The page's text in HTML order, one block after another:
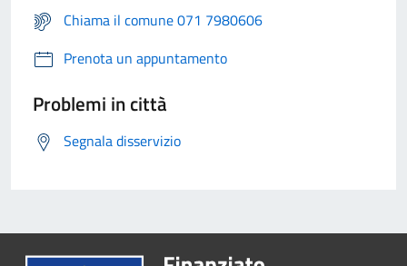
Chiama il comune 071 7980606
Prenota un appuntamento
Problemi in città
Segnala disservizio